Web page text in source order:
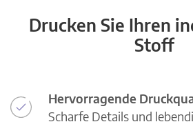
Drucken Sie Ihren
Stoff
Hervorragende
Scharfe Details und